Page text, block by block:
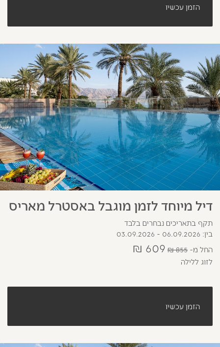
הזמן עכשיו
דיל מיוחד לזמן מוגבל באסטרל מאריס
תקף בתאריכים נבחרים בלבד
בין: 06.09.2026 - 03.09.2026
החל מ
855 ₪
609 ₪
לזוג ללילה
הזמן עכשיו